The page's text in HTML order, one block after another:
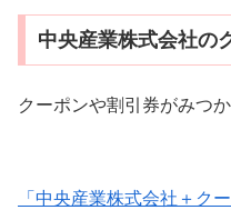
中央産業株式会社の
クーポンや割引券がみつ
「中央産業株式会社＋ク